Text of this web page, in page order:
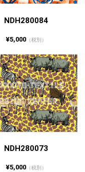
NDH280084
¥5,000（税別）
NDH280073
¥5,000（税別）